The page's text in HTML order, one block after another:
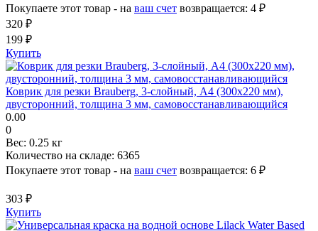
Покупаете этот товар - на ваш счет возвращается: 4 ₽
320 ₽
199 ₽
Купить
Коврик для резки Brauberg, 3-слойный, А4 (300х220 мм),
двусторонний, толщина 3 мм, самовосстанавливающийся
0.00
0
Вес: 0.25 кг
Количество на складе: 6365
Покупаете этот товар - на ваш счет возвращается: 6 ₽
303 ₽
Купить